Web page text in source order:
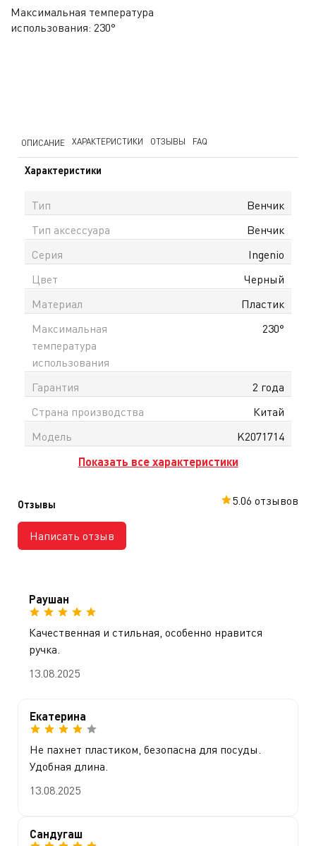
Максимальная температура
использования: 230°
ОПИСАНИЕ ХАРАКТЕРИСТИКИ ОТЗЫВЫ FAQ
Характеристики
Тип
Венчик
Тип аксессуара
Венчик
Серия
Ingenio
Цвет
Черный
Материал
Пластик
Максимальная
температура
использования
230°
Гарантия
2 года
Страна производства
Китай
Модель
K2071714
Показать все характеристики
Отзывы
Написать отзыв
5.06 отзывов
Раушан
Качественная и стильная, особенно нравится
ручка.
13.08.2025
Екатерина
Не пахнет пластиком, безопасна для посуды.
Удобная длина.
13.08.2025
Сандугаш